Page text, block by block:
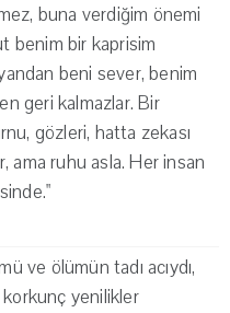
buna verdiğim önemi
benim bir kaprisim
beni sever, benim
geri kalmazlar. Bir
gözleri, hatta zekası
ama ruhu asla. Her insan
ve ölümün tadı acıydı,
yenilikler